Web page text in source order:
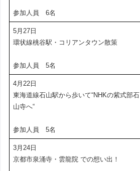
参加人員 6名
5月27日
環状線桃谷駅・コリアンタウン散策
参加人員 5名
4月22日
東海道線石山駅から歩いて“NHKの紫式部石
山寺へ“
参加人員 5名
3月24日
京都市泉涌寺・雲龍院 での想い出！